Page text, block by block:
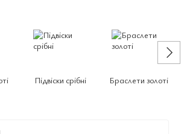
Підвіски срібні Браслети золоті